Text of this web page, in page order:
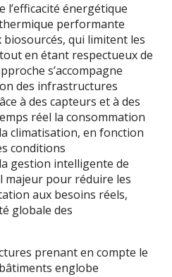
l’efficacité énergétique
performante
qui limitent les
en étant respectueux de
s’accompagne
des infrastructures
à des capteurs et à des
réel la consommation
climatisation, en fonction
conditions
gestion intelligente de
majeur pour réduire les
aux besoins réels,
globale des
prenant en compte le
englobe